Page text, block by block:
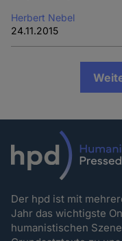
Herbert Nebel
24.11.2015
Der hpd ist mit
Jahr das wichtigste
humanistischen